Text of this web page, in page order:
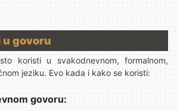
u govoru
koristi u svakodnevnom, formalnom,
jeziku. Evo kada i kako se koristi:
govoru: